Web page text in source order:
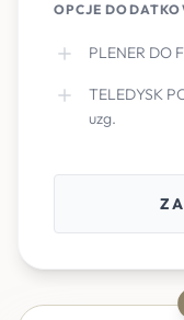
OPCJE
PLENER DO
TELEDYSK
uzg.